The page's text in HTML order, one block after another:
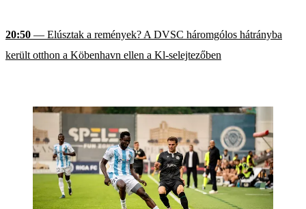
20:50 — Elúsztak a remények? A DVSC háromgólos hátrányba
került otthon a Köbenhavn ellen a Kl-selejtezőben